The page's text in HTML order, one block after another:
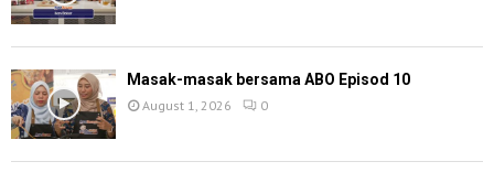
Masak-masak bersama ABO Episod 10
August 1, 2026 0